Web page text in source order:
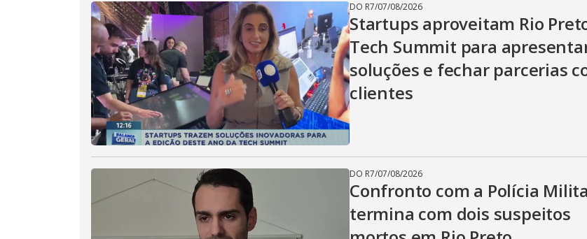
DO R7/07/08/2026
Startups aproveitam Rio
Tech Summit para
soluções e fechar parcerias
clientes
DO R7/07/08/2026
Confronto com a Polícia
termina com dois suspeitos